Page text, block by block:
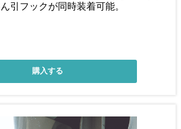
引フックが同時装着可能。